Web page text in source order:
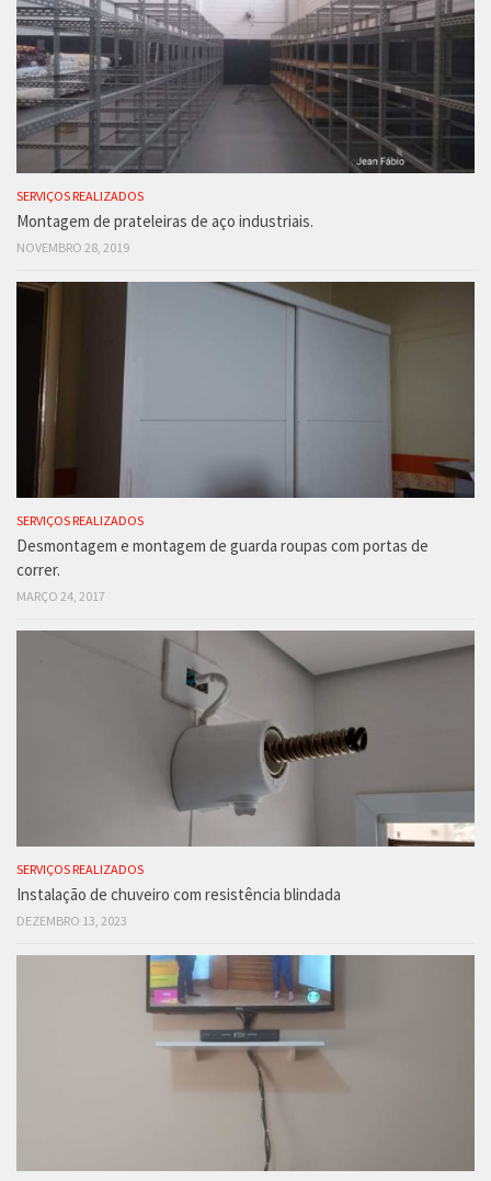
SERVIÇOS REALIZADOS
Montagem de prateleiras de aço industriais.
NOVEMBRO 28, 2019
SERVIÇOS REALIZADOS
Desmontagem e montagem de guarda roupas com portas de
correr.
MARÇO 24, 2017
SERVIÇOS REALIZADOS
Instalação de chuveiro com resistência blindada
DEZEMBRO 13, 2023